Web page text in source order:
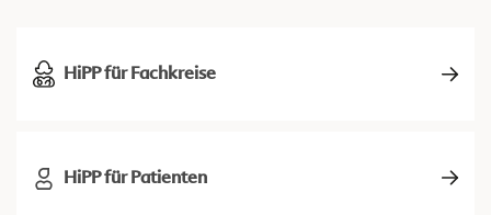
HiPP für Fachkreise
HiPP für Patienten